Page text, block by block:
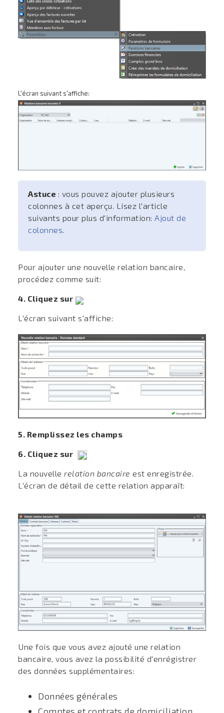
L'écran suivant s'affiche:
Astuce : vous pouvez ajouter plusieurs
colonnes à cet aperçu. Lisez l'article
suivants pour plus d'information: Ajout de
colonnes.
Pour ajouter une nouvelle relation bancaire,
procédez comme suit:
4. Cliquez sur
L'écran suivant s'affiche:
5. Remplissez les champs
6. Cliquez sur
La nouvelle relation bancaire est enregistrée.
L'écran de détail de cette relation apparaît:
Une fois que vous avez ajouté une relation
bancaire, vous avez la possibilité d'enrégistrer
des données supplémentaires:
Données générales